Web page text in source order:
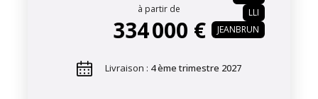
LLI
JEANBRUN
à partir de
334 000 €
Livraison : 4 ème trimestre 2027